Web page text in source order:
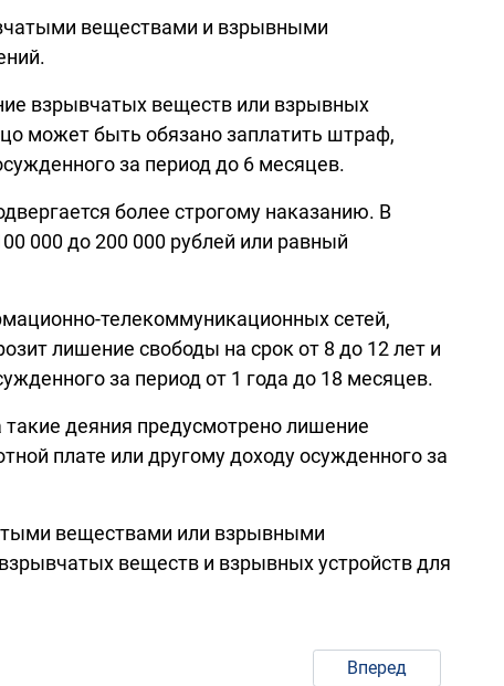
веществами и взрывными
взрывчатых веществ или взрывных
может быть обязано заплатить штраф,
за период до 6 месяцев.
более строгому наказанию. В
000 до 200 000 рублей или равный
телекоммуникационных сетей,
лишение свободы на срок от 8 до 12 лет и
за период от 1 года до 18 месяцев.
такие деяния предусмотрено лишение
плате или другому доходу осужденного за
веществами или взрывными
веществ и взрывных устройств для
Вперед